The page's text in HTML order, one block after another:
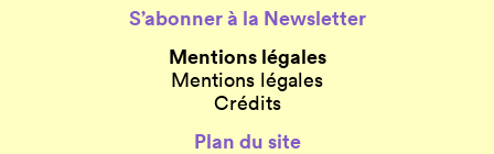
S’abonner à la Newsletter
Mentions légales
Mentions légales
Crédits
Plan du site